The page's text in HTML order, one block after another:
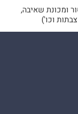
ומכונת שאיבה,
וכו')